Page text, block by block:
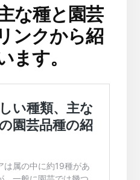
な種と園芸
ンクから紹
ます。